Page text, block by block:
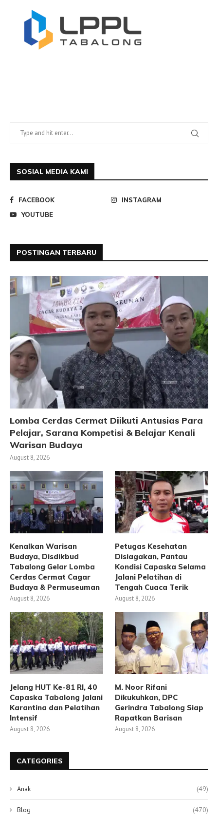
SOSIAL MEDIA KAMI
FACEBOOK
INSTAGRAM
YOUTUBE
POSTINGAN TERBARU
Lomba Cerdas Cermat Diikuti Antusias Para
Pelajar, Sarana Kompetisi & Belajar Kenali
Warisan Budaya
August 8, 2026
Kenalkan Warisan
Budaya, Disdikbud
Tabalong Gelar Lomba
Cerdas Cermat Cagar
Budaya & Permuseuman
August 8, 2026
Petugas Kesehatan
Disiagakan, Pantau
Kondisi Capaska Selama
Jalani Pelatihan di
Tengah Cuaca Terik
August 8, 2026
Jelang HUT Ke-81 RI, 40
Capaska Tabalong Jalani
Karantina dan Pelatihan
Intensif
August 8, 2026
M. Noor Rifani
Dikukuhkan, DPC
Gerindra Tabalong Siap
Rapatkan Barisan
August 8, 2026
CATEGORIES
Anak (49)
Blog (470)